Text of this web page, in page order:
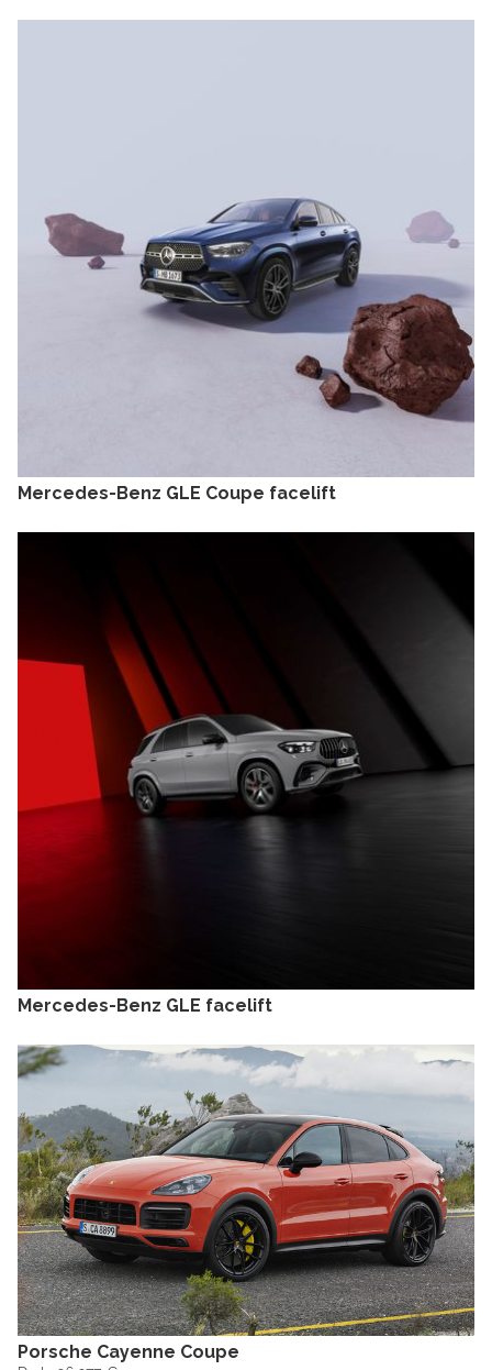
Mercedes-Benz GLE Coupe facelift
Mercedes-Benz GLE facelift
Porsche Cayenne Coupe